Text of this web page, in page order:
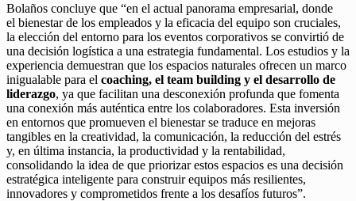
Bolaños concluye que “en el actual panorama empresarial, donde
el bienestar de los empleados y la eficacia del equipo son cruciales,
la elección del entorno para los eventos corporativos se convirtió de
una decisión logística a una estrategia fundamental. Los estudios y la
experiencia demuestran que los espacios naturales ofrecen un marco
inigualable para el coaching, el team building y el desarrollo de
liderazgo, ya que facilitan una desconexión profunda que fomenta
una conexión más auténtica entre los colaboradores. Esta inversión
en entornos que promueven el bienestar se traduce en mejoras
tangibles en la creatividad, la comunicación, la reducción del estrés
y, en última instancia, la productividad y la rentabilidad,
consolidando la idea de que priorizar estos espacios es una decisión
estratégica inteligente para construir equipos más resilientes,
innovadores y comprometidos frente a los desafíos futuros”.